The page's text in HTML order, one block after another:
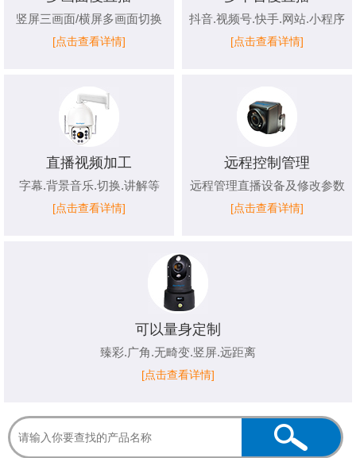
竖屏三画面/横屏多画面切换
[点击查看详情]
抖音.视频号.快手.网站.小程序
[点击查看详情]
直播视频加工
字幕.背景音乐.切换.讲解等
[点击查看详情]
远程控制管理
远程管理直播设备及修改参数
[点击查看详情]
可以量身定制
臻彩.广角.无畸变.竖屏.远距离
[点击查看详情]